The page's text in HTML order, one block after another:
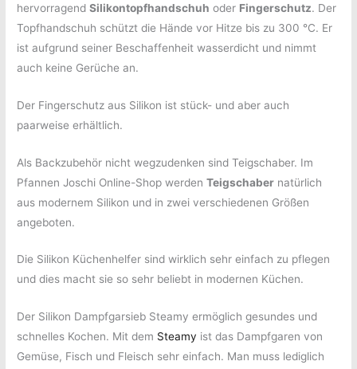
hervorragendSilikontopfhandschuh oder Fingerschutz. Der
Topfhandschuh schützt die Hände vor Hitze bis zu 300 °C. Er
ist aufgrund seiner Beschaffenheit wasserdicht und nimmt
auch keine Gerüche an.
Der Fingerschutz aus Silikon ist stück- und aber auch
paarweise erhältlich.
Als Backzubehör nicht wegzudenken sind Teigschaber. Im
Pfannen Joschi Online-Shop werdenTeigschaber natürlich
aus modernem Silikon und in zwei verschiedenen Größen
angeboten.
Die Silikon Küchenhelfer sind wirklich sehr einfach zu pflegen
und dies macht sie so sehr beliebt in modernen Küchen.
Der Silikon Dampfgarsieb Steamy ermöglich gesundes und
schnelles Kochen. Mit dem Steamy ist das Dampfgaren von
Gemüse, Fisch und Fleisch sehr einfach. Man muss lediglich